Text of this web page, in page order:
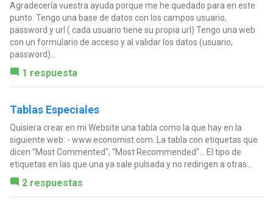
Agradecería vuestra ayuda porque me he quedado para en este
punto. Tengo una base de datos con los campos usuario,
password y url ( cada usuario tiene su propia url) Tengo una web
con un formulario de acceso y al validar los datos (usuario,
password)...
1 respuesta
Tablas Especiales
Quisiera crear en mi Website una tabla como la que hay en la
siguiente web: - www.economist.com. La tabla con etiquetas que
dicen "Most Commented", "Most Recommended"... El tipo de
etiquetas en las que una ya sale pulsada y no redirigen a otras...
2 respuestas